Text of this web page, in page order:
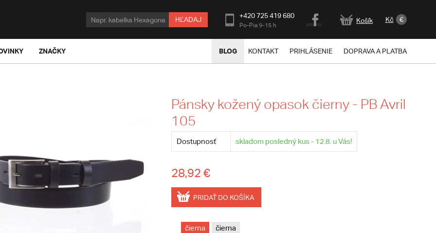
HĽADAJ +420 725 419 680
Po-Pia 9-15 h
Košík Kč €
ZNAČKY BLOG KONTAKT PRIHLÁSENIE DOPRAVA A PLATBA
Pánsky kožený opasok čierny - PB Avril
105
Dostupnosť skladom posledný kus - 12.8. u Vás!
28,92 €
PRIDAŤ DO KOŠÍKA
čierna čierna